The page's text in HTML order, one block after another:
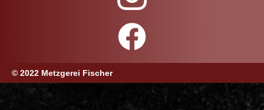
© 2022 Metzgerei Fischer